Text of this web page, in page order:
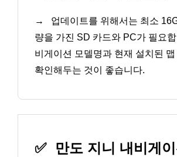
→
업데이트를 위해서는 최소
량을 가진 SD 카드와 PC가 필요
비게이션 모델명과 현재 설치된 맵
확인해두는 것이 좋습니다.
✅
만도 지니 내비게이